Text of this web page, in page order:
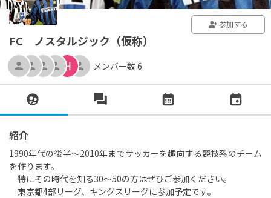
FC ノスタルジック（仮称）
参加する
メンバー数 6
紹介
1990年代の後半〜2010年までサッカーを趣向する競技系のチーム
を作ります。
特にその時代を知る30〜50の方はぜひご参加ください。
東京都4部リーグ、キングスリーグに参加予定です。